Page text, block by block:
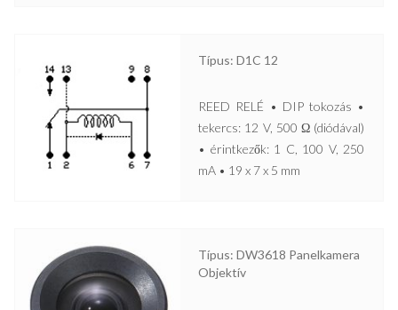
Típus: D1C 12
REED RELÉ • DIP tokozás •
tekercs: 12 V, 500 Ω (diódával)
• érintkezők: 1 C, 100 V, 250
mA • 19 x 7 x 5 mm
Típus: DW3618 Panelkamera
Objektív